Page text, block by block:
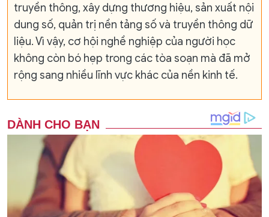
truyền thông, xây dựng thương hiệu, sản xuất nội
dung số, quản trị nền tảng số và truyền thông dữ
liệu. Vì vậy, cơ hội nghề nghiệp của người học
không còn bó hẹp trong các tòa soạn mà đã mở
rộng sang nhiều lĩnh vực khác của nền kinh tế.